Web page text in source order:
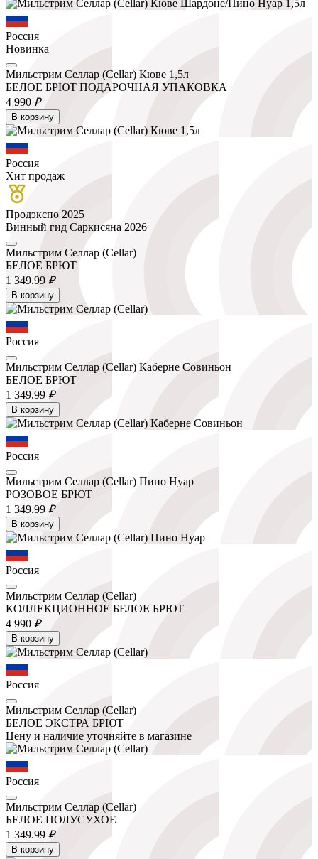
Россия
Новинка
Мильстрим Селлар (Cellar) Кюве 1,5л
БЕЛОЕ БРЮТ ПОДАРОЧНАЯ УПАКОВКА
4 990 ₽
В корзину
Россия
Хит продаж
Продэкспо 2025
Винный гид Саркисяна 2026
Мильстрим Селлар (Cellar)
БЕЛОЕ БРЮТ
1 349.99 ₽
В корзину
Россия
Мильстрим Селлар (Cellar) Каберне Совиньон
БЕЛОЕ БРЮТ
1 349.99 ₽
В корзину
Россия
Мильстрим Селлар (Cellar) Пино Нуар
РОЗОВОЕ БРЮТ
1 349.99 ₽
В корзину
Россия
Мильстрим Селлар (Cellar)
КОЛЛЕКЦИОННОЕ БЕЛОЕ БРЮТ
4 990 ₽
В корзину
Россия
Мильстрим Селлар (Cellar)
БЕЛОЕ ЭКСТРА БРЮТ
Цену и наличие уточняйте в магазине
Россия
Мильстрим Селлар (Cellar)
БЕЛОЕ ПОЛУСУХОЕ
1 349.99 ₽
В корзину